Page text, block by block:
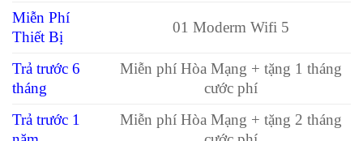
Miễn Phí
Thiết Bị
01 Moderm Wifi 5
Trả trước 6
tháng
Miễn phí Hòa Mạng + tặng 1 tháng
cước phí
Trả trước 1
Miễn phí Hòa Mạng + tặng 2 tháng